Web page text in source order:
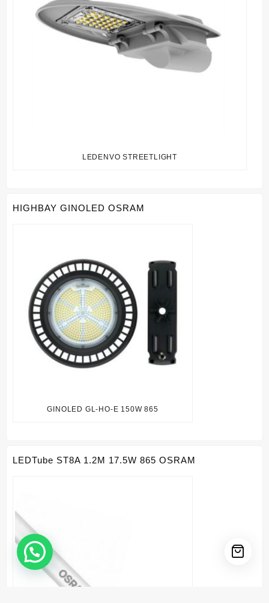
LEDENVO STREETLIGHT
HIGHBAY GINOLED OSRAM
GINOLED GL-HO-E 150W 865
LEDTube ST8A 1.2M 17.5W 865 OSRAM